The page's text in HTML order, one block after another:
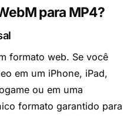
para MP4?
formato web. Se você
em um iPhone, iPad,
ou em uma
formato garantido para